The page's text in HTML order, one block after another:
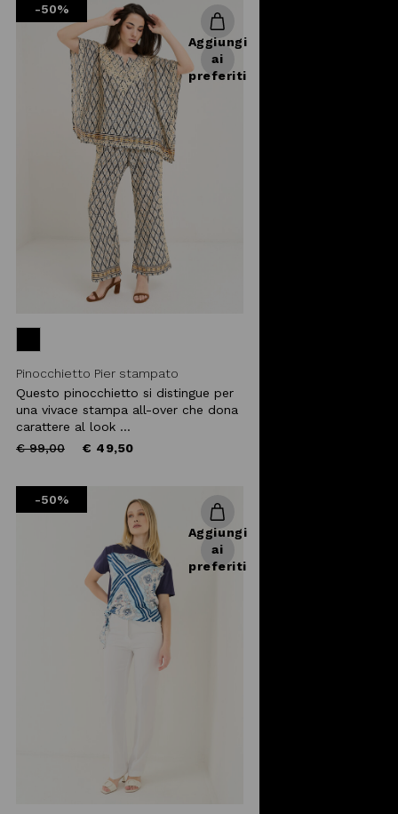
-50%
Aggiungi
ai
preferiti
Pinocchietto Pier stampato
Questo pinocchietto si distingue per
una vivace stampa all-over che dona
carattere al look ...
Price
€ 99,00to € 49,50
-50%
Aggiungi
ai
preferiti